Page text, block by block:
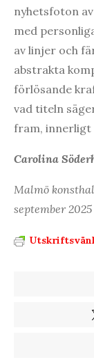
nyhetsfoton
med
av linjer och
abstrakta
förlösande
vad titeln
fram, innerligt
Carolina
Malmö
september